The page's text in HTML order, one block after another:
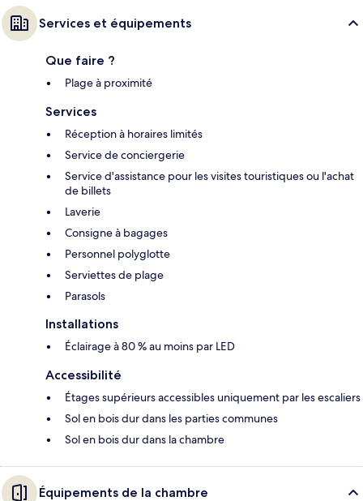
Services et équipements
Que faire ?
Plage à proximité
Services
Réception à horaires limités
Service de conciergerie
Service d'assistance pour les visites touristiques ou l'achat
de billets
Laverie
Consigne à bagages
Personnel polyglotte
Serviettes de plage
Parasols
Installations
Éclairage à 80 % au moins par LED
Accessibilité
Étages supérieurs accessibles uniquement par les escaliers
Sol en bois dur dans les parties communes
Sol en bois dur dans la chambre
Équipements de la chambre